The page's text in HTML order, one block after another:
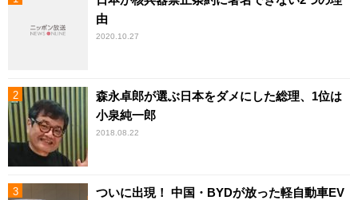
由
2020.10.27
森永卓郎が選ぶ日本をダメにした総理、1位は
小泉純一郎
2018.08.22
ついに出現！ 中国・BYDが放った軽自動車EV